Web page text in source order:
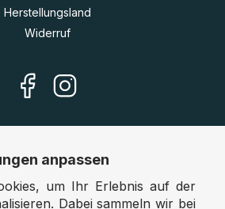
Herstellungsland
Widerruf
Unsere Shops
www.puzzle.de
anpassen
um Ihr Erlebnis auf der
Dabei sammeln wir bei